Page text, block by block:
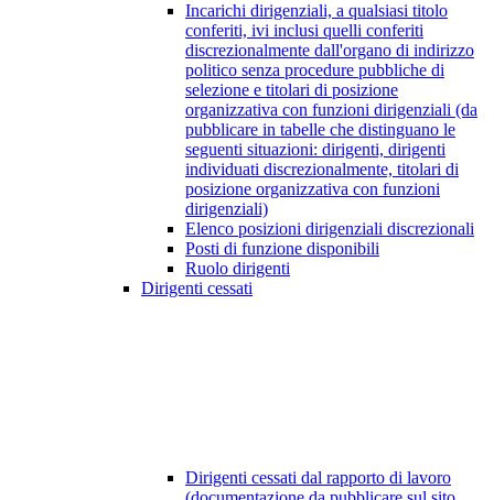
Incarichi dirigenziali, a qualsiasi titolo
conferiti, ivi inclusi quelli conferiti
discrezionalmente dall'organo di indirizzo
politico senza procedure pubbliche di
selezione e titolari di posizione
organizzativa con funzioni dirigenziali (da
pubblicare in tabelle che distinguano le
seguenti situazioni: dirigenti, dirigenti
individuati discrezionalmente, titolari di
posizione organizzativa con funzioni
dirigenziali)
Elenco posizioni dirigenziali discrezionali
Posti di funzione disponibili
Ruolo dirigenti
Dirigenti cessati
Dirigenti cessati dal rapporto di lavoro